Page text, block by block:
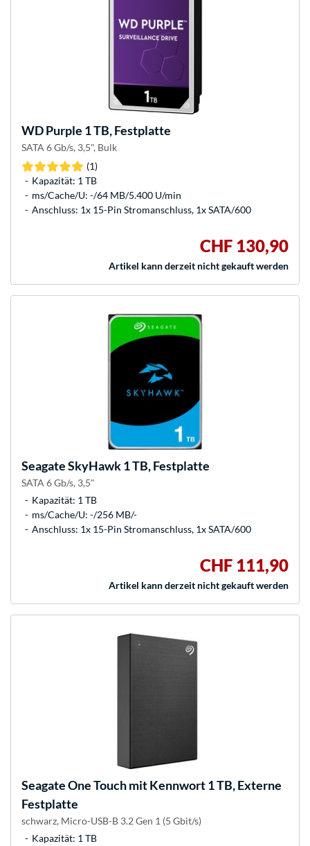
WDPurple 1 TB, Festplatte
SATA 6 Gb/s, 3,5", Bulk
(1)
Kapazität: 1 TB
ms/Cache/U: -/64 MB/5.400 U/min
Anschluss: 1x 15-Pin Stromanschluss, 1x SATA/600
CHF 130,90
Artikel kann derzeit nicht gekauft werden
SeagateSkyHawk 1 TB, Festplatte
SATA 6 Gb/s, 3,5"
Kapazität: 1 TB
ms/Cache/U: -/256 MB/-
Anschluss: 1x 15-Pin Stromanschluss, 1x SATA/600
CHF 111,90
Artikel kann derzeit nicht gekauft werden
SeagateOne Touch mit Kennwort 1 TB, Externe
Festplatte
schwarz, Micro-USB-B 3.2 Gen 1 (5 Gbit/s)
Kapazität: 1 TB